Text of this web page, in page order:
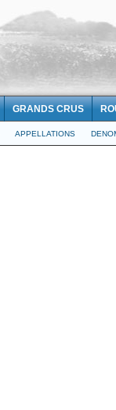
GRANDS CRUS
APPELLATIONS